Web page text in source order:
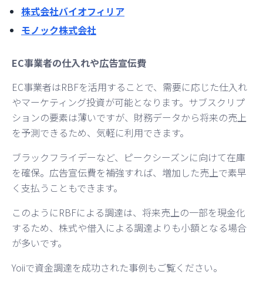
株式会社バイオフィリア
モノック株式会社
EC事業者の仕入れや広告宣伝費
EC事業者はRBFを活用することで、需要に応じた仕入れ
やマーケティング投資が可能となります。サブスクリプ
ションの要素は薄いですが、財務データから将来の売上
を予測できるため、気軽に利用できます。
ブラックフライデーなど、ピークシーズンに向けて在庫
を確保。広告宣伝費を補強すれば、増加した売上で素早
く支払うこともできます。
このようにRBFによる調達は、将来売上の一部を現金化
するため、株式や借入による調達よりも小額となる場合
が多いです。
Yoiiで資金調達を成功された事例もご覧ください。